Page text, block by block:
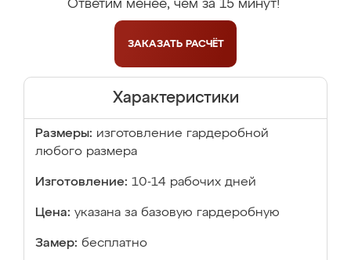
Ответим менее, чем за 15 минут!
ЗАКАЗАТЬ РАСЧЁТ
Характеристики
Размеры: изготовление гардеробной
любого размера
Изготовление: 10-14 рабочих дней
Цена: указана за базовую гардеробную
Замер: бесплатно